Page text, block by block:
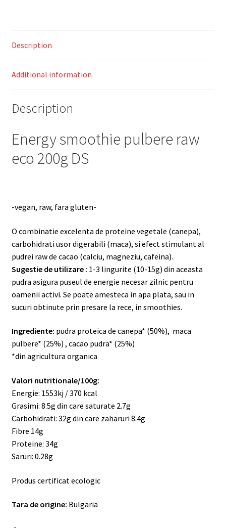
Description
Additional information
Description
Energy smoothie pulbere raw
eco 200g DS
-vegan, raw, fara gluten-
O combinatie excelenta de proteine vegetale (canepa),
carbohidrati usor digerabili (maca), si efect stimulant al
pudrei raw de cacao (calciu, magneziu, cafeina).
Sugestie de utilizare : 1-3 lingurite (10-15g) din aceasta
pudra asigura puseul de energie necesar zilnic pentru
oamenii activi. Se poate amesteca in apa plata, sau in
sucuri obtinute prin presare la rece, in smoothies.
Ingrediente: pudra proteica de canepa* (50%), maca
pulbere* (25%) , cacao pudra* (25%)
*din agricultura organica
Valori nutritionale/100g:
Energie: 1553kj / 370 kcal
Grasimi: 8.5g din care saturate 2.7g
Carbohidrati: 32g din care zaharuri 8.4g
Fibre 14g
Proteine: 34g
Saruri: 0.28g
Produs certificat ecologic
Tara de origine: Bulgaria